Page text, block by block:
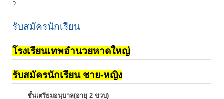
?
รับสมัครนักเรียน
โรงเรียนเทพอำนวยหาดใหญ่
รับสมัครนักเรียน ชาย-หญิง
ชั้นเตรียมอนุบาล(อายุ 2 ขวบ)